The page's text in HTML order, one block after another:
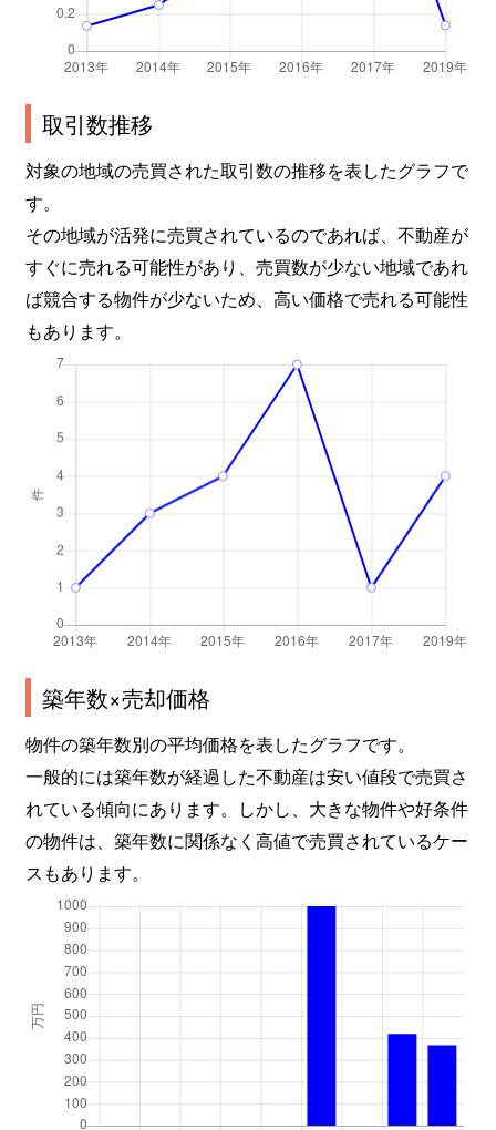
取引数推移
対象の地域の売買された取引数の推移を表したグラフで
す。
その地域が活発に売買されているのであれば、不動産が
すぐに売れる可能性があり、売買数が少ない地域であれ
ば競合する物件が少ないため、高い価格で売れる可能性
もあります。
築年数×売却価格
物件の築年数別の平均価格を表したグラフです。
一般的には築年数が経過した不動産は安い値段で売買さ
れている傾向にあります。しかし、大きな物件や好条件
の物件は、築年数に関係なく高値で売買されているケー
スもあります。